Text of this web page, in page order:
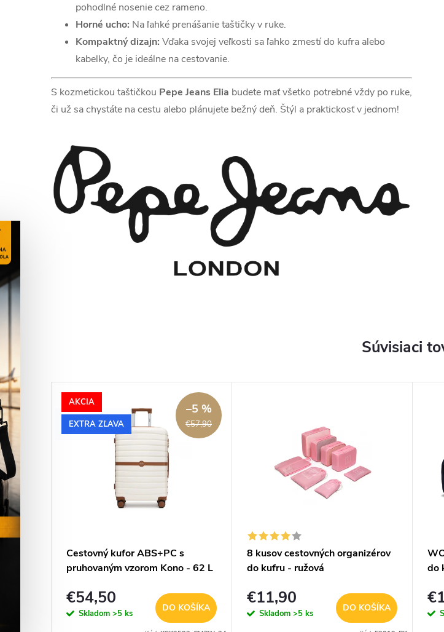
pohodlné nosenie cez rameno.
Horné ucho: Na ľahké prenášanie taštičky v ruke.
Kompaktný dizajn: Vďaka svojej veľkosti sa ľahko zmestí do kufra alebo
kabelky, čo je ideálne na cestovanie.
S kozmetickou taštičkou Pepe Jeans Elia budete mať všetko potrebné vždy po ruke,
či už sa chystáte na cestu alebo plánujete bežný deň. Štýl a praktickosť v jednom!
Súvisiaci
€13,50
–8 %
AKCIA
EXTRA ZĽAVA
€57,90
–5 %
Cestovný kufor ABS+PC s
pruhovaným vzorom Kono - 62 L
€54,50
Skladom >5 ks
DO KOŠÍKA
8 kusov cestovných organizérov
do kufru - ružová
€11,90
Skladom >5 ks
DO KOŠÍKA
do